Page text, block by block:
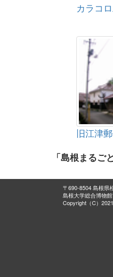
カラコ
旧江津
「島根まる
〒690-8504 島根県
島根大学総合博物
Copyright（C）